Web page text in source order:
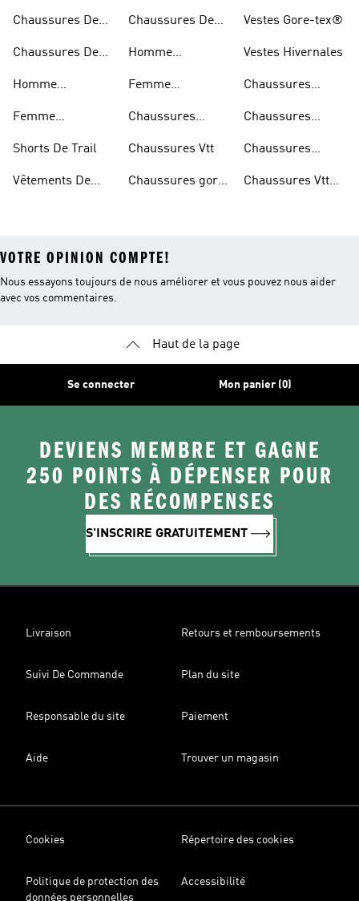
Chaussures De
Chaussures De
Imperméables
Homme
Trail
Femme
Trail
Shorts De Trail
Vêtements De
Chaussures De
Homme
Randonnée
Femme
Randonnée
Chaussures
Chaussures Vtt
Chaussures gore-
Vestes Gore-tex®
Vestes Hivernales
Chaussures
Chaussures
Chaussures
Randonnée
Chaussures Vtt
VOTRE OPINION COMPTE!
Nous essayons toujours de nous améliorer et vous pouvez nous aider
avec vos commentaires.
Haut de la page
Se connecter Mon panier (0)
DEVIENS MEMBRE ET GAGNE
250 POINTS À DÉPENSER POUR
DES RÉCOMPENSES
S'INSCRIRE GRATUITEMENT
Livraison Retours et remboursements
Suivi De Commande Plan du site
Responsable du site Paiement
Aide Trouver un magasin
Cookies Répertoire des cookies
Politique de protection des
données personnelles
Accessibilité